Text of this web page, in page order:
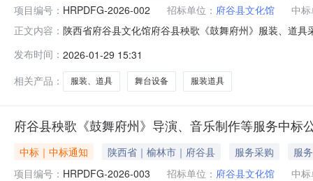
项目编号： HRPDFG-2026-002 招标单位： 府谷县文化馆
中
正文内容： 陕西省府谷县文化馆府谷县秧歌《鼓舞府州》服装、道
要标的信息合同包1(府谷县秧歌《鼓舞府州》服装、道
台
发布时间： 2026-01-29 15:31
相关产品：
服装、道具 舞台设备 服装道具
府谷县秧歌《鼓舞府州》导演、音乐制作等服务中标
中标｜中标通知 陕西省｜榆林市｜府谷县 服务采购
服务
项目编号： HRPDFG-2026-003 招标单位： 府谷县文化馆
中